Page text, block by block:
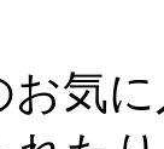
気